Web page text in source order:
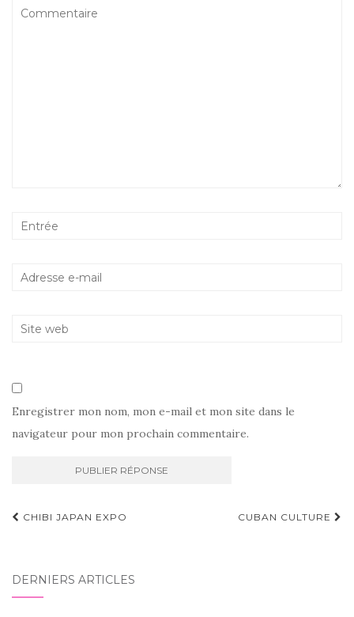
Enregistrer mon nom, mon e-mail et mon site dans le
navigateur pour mon prochain commentaire.
Navigation
CHIBI JAPAN EXPO CUBAN CULTURE
DERNIERS ARTICLES